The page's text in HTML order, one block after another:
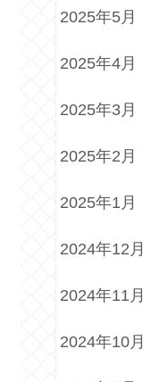
2025年5月
2025年4月
2025年3月
2025年2月
2025年1月
2024年12月
2024年11月
2024年10月